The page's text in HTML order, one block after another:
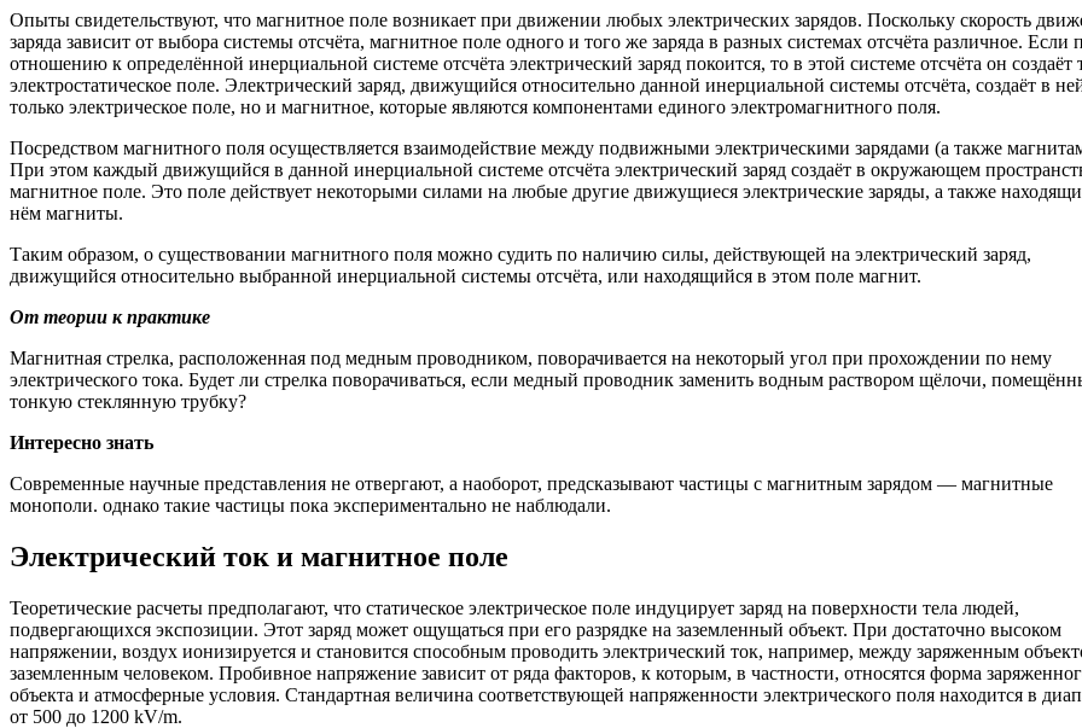
Опыты свидетельствуют, что магнитное поле возникает при движении любых электрических зарядов. Поскольку скорость
заряда зависит от выбора системы отсчёта, магнитное поле одного и того же заряда в разных системах отсчёта различное. Если
отношению к определённой инерциальной системе отсчёта электрический заряд покоится, то в этой системе отсчёта он создаёт
электростатическое поле. Электрический заряд, движущийся относительно данной инерциальной системы отсчёта, создаёт в
только электрическое поле, но и магнитное, которые являются компонентами единого электромагнитного поля.
Посредством магнитного поля осуществляется взаимодействие между подвижными электрическими зарядами (а также
При этом каждый движущийся в данной инерциальной системе отсчёта электрический заряд создаёт в окружающем
магнитное поле. Это поле действует некоторыми силами на любые другие движущиеся электрические заряды, а также
нём магниты.
Таким образом, о существовании магнитного поля можно судить по наличию силы, действующей на электрический заряд,
движущийся относительно выбранной инерциальной системы отсчёта, или находящийся в этом поле магнит.
От теории к практике
Магнитная стрелка, расположенная под медным проводником, поворачивается на некоторый угол при прохождении по нему
электрического тока. Будет ли стрелка поворачиваться, если медный проводник заменить водным раствором щёлочи,
тонкую стеклянную трубку?
Интересно знать
Современные научные представления не отвергают, а наоборот, предсказывают частицы с магнитным зарядом — магнитные
монополи. однако такие частицы пока экспериментально не наблюдали.
Электрический ток и магнитное поле
Теоретические расчеты предполагают, что статическое электрическое поле индуцирует заряд на поверхности тела людей,
подвергающихся экспозиции. Этот заряд может ощущаться при его разрядке на заземленный объект. При достаточно высоком
напряжении, воздух ионизируется и становится способным проводить электрический ток, например, между заряженным
заземленным человеком. Пробивное напряжение зависит от ряда факторов, к которым, в частности, относятся форма
объекта и атмосферные условия. Стандартная величина соответствующей напряженности электрического поля находится в
от 500 до 1200 kV/m.